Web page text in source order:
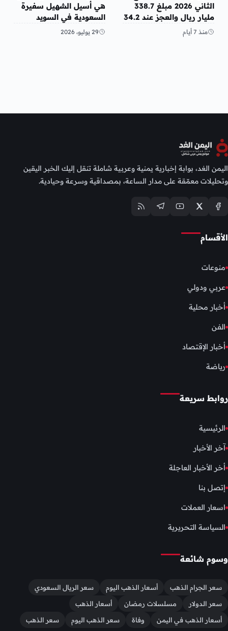
الثاني 2026 مبلغ 338.7
مليار ريال والعجز عند 34.2
مليار ريال
منذ 7 أيام
هي أسيل الشهيل سفيرة
السعودية في السويد
29 يوليو، 2026
اليمن الغد، بوابة إخبارية يمنية وعربية شاملة تنقل إليك الخبر اليقين
وتحليلات معمّقة على مدار الساعة، بمصداقية وسرعة وحيادية.
الأقسام
منوعات
عربي ودولي
أخبار محلية
الفن
أخبار الإقتصاد
رياضة
روابط سريعة
الرئيسية
آخر الأخبار
أخر الأخبار العاجلة
إتصل بنا
اسعار العملات
السياسة التحريرية
وسوم شائعة
سعر الجرام الذهب أسعار الذهب اليوم
سعر الريال السعودي
سعر الدولار
مسلسلات رمضان
أسعار الذهب
أسعار الذهب في اليمن
وفاة سعر الذهب اليوم سعر الذهب